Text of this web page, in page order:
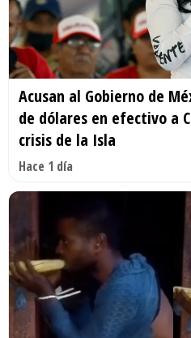
Acusan al Gobierno de
de dólares en efectivo a
crisis de la Isla
Hace 1 día